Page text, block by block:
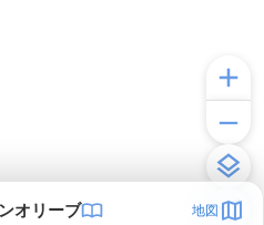
オリーブ 地図